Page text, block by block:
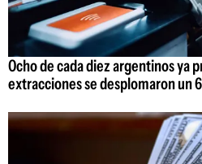
Ocho de cada diez argentinos ya
extracciones se desplomaron un